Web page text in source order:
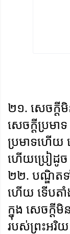
២១. សេចក្តីមិ
សេចក្តីប្រមា
ប្រមាទហើយ
ហើយប្រៀដូច
២២. បណ្ឌិត
ហើយ ទើបតាំ
ក្នុង សេចក្តីមិ
របស់ព្រះអរិ